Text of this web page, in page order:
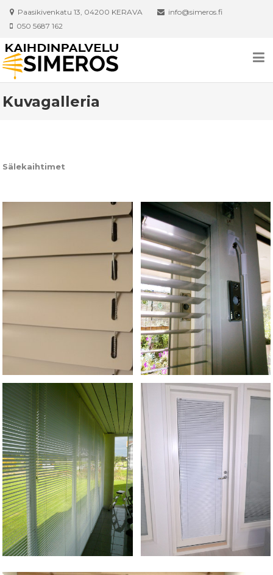
Skip to content
Paasikivenkatu 13, 04200 KERAVA
info@simeros.fi
050 5687 162
Kuvagalleria
Sälekaihtimet